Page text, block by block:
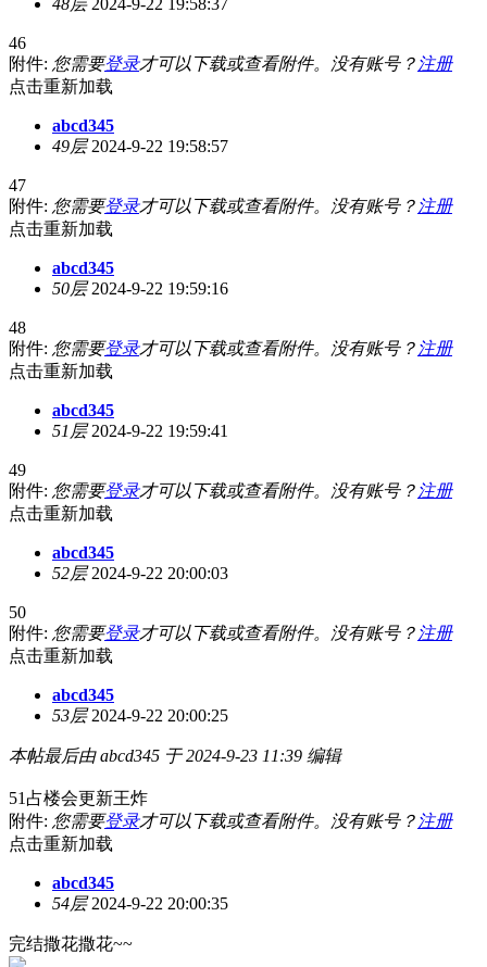
46
附件: 您需要登录才可以下载或查看附件。没有账号？ 注册
点击重新加载
abcd345
49层2024-9-22 19:58:57
47
附件: 您需要登录才可以下载或查看附件。没有账号？ 注册
点击重新加载
abcd345
50层2024-9-22 19:59:16
48
附件: 您需要登录才可以下载或查看附件。没有账号？ 注册
点击重新加载
abcd345
51层2024-9-22 19:59:41
49
附件: 您需要登录才可以下载或查看附件。没有账号？ 注册
点击重新加载
abcd345
52层2024-9-22 20:00:03
50
附件: 您需要登录才可以下载或查看附件。没有账号？ 注册
点击重新加载
abcd345
53层2024-9-22 20:00:25
本帖最后由 abcd345 于 2024-9-23 11:39 编辑
51占楼会更新王炸
附件: 您需要登录才可以下载或查看附件。没有账号？ 注册
点击重新加载
abcd345
54层2024-9-22 20:00:35
完结撒花撒花~~